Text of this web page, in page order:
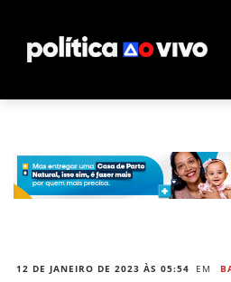
12 DE JANEIRO DE 2023 ÀS 05:54 EM